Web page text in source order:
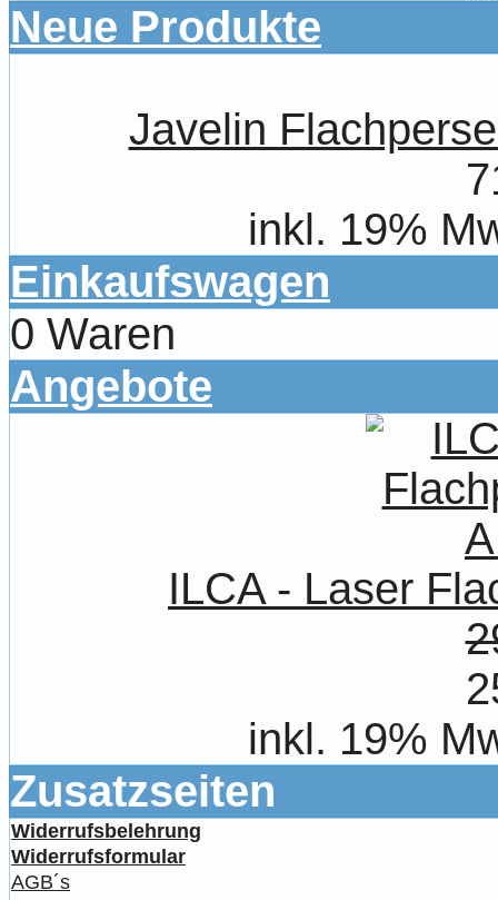
Neue Produkte
Javelin
inkl. 19%
Einkaufswagen
0 Waren
Angebote
ILCA - Laser
inkl. 19%
Zusatzseiten
Widerrufsbelehrung
Widerrufsformular
AGB´s